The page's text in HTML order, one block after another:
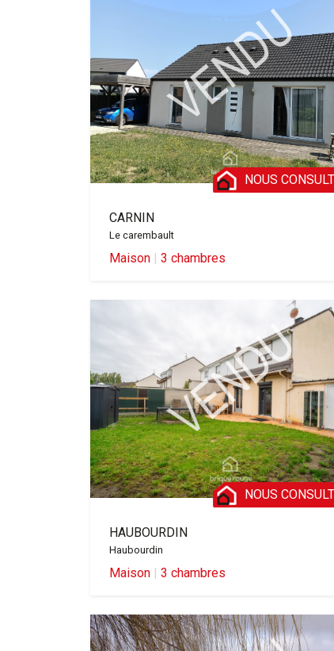
NOUS
CARNIN
Le carembault
Maison | 3 chambres
NOUS
HAUBOURDIN
Haubourdin
Maison | 3 chambres